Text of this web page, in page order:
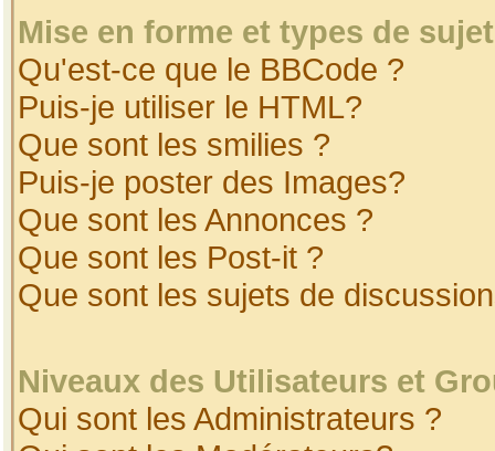
Mise en forme et types de
Qu'est-ce que le BBCode ?
Puis-je utiliser le HTML?
Que sont les smilies ?
Puis-je poster des Images?
Que sont les Annonces ?
Que sont les Post-it ?
Que sont les sujets de
Niveaux des Utilisateurs et
Qui sont les Administrateurs ?